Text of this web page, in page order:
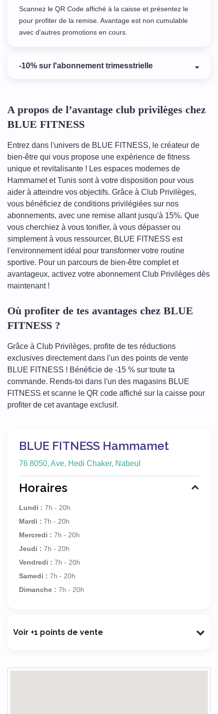
Scannez le QR Code affiché à la caisse et présentez le
pour profiter de la remise. Avantage est non cumulable
avec d'autres promotions en cours.
-10% sur l'abonnement trimesstrielle
A propos de l’avantage club privilèges chez
BLUE FITNESS
Entrez dans l'univers de BLUE FITNESS, le créateur de
bien-être qui vous propose une expérience de fitness
unique et revitalisante ! Les espaces modernes de
Hammamet et Tunis sont à votre disposition pour vous
aider à atteindre vos objectifs. Grâce à Club Privilèges,
vous bénéficiez de conditions privilégiées sur nos
abonnements, avec une remise allant jusqu'à 15%. Que
vous cherchiez à vous tonifier, à vous dépasser ou
simplement à vous ressourcer, BLUE FITNESS est
l'environnement idéal pour transformer votre routine
sportive. Pour un parcours de bien-être complet et
avantageux, activez votre abonnement Club Privilèges dès
maintenant !
Où profiter de tes avantages chez BLUE
FITNESS ?
Grâce à Club Privilèges, profite de tes réductions
exclusives directement dans l'un des points de vente
BLUE FITNESS ! Bénéficie de -15 % sur toute ta
commande. Rends-toi dans l'un des magasins BLUE
FITNESS et scanne le QR code affiché sur la caisse pour
profiter de cet avantage exclusif.
BLUE FITNESS Hammamet
76 8050, Ave. Hedi Chaker, Nabeul‎
Horaires
Lundi : 7h - 20h
Mardi : 7h - 20h
Mercredi : 7h - 20h
Jeudi : 7h - 20h
Vendredi : 7h - 20h
Samedi : 7h - 20h
Dimanche : 7h - 20h
Voir +1 points de vente